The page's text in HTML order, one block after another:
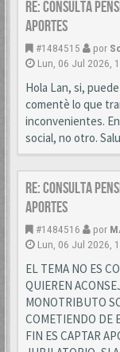
Re: CONSULTA
APORTES
#1484515 por
Lun, 06 Jul 2026,
Hola Lan, si,
comentè lo que
inconvenientes.
social, no otro.
Re: CONSULTA
APORTES
#1484516 por
Lun, 06 Jul 2026,
EL TEMA NO ES
QUIEREN
MONOTRIBUTO
COMETIENDO DE
FIN ES CAPTAR